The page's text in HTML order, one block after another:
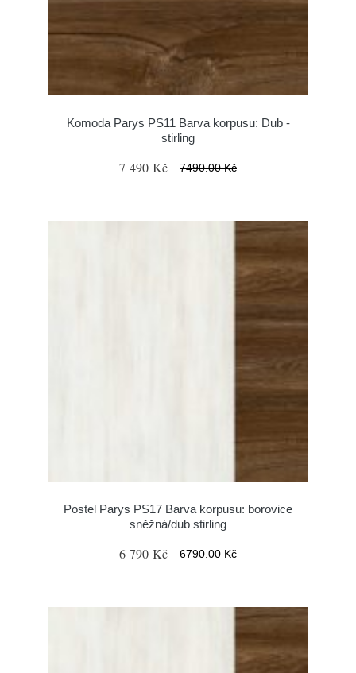
Komoda Parys PS11 Barva korpusu: Dub -
stirling
7 490 Kč 7490.00 Kč
Postel Parys PS17 Barva korpusu: borovice
sněžná/dub stirling
6 790 Kč 6790.00 Kč